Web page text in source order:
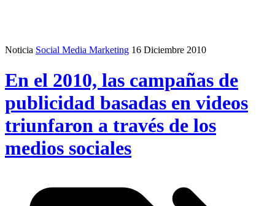
Noticia Social Media Marketing 16 Diciembre 2010
En el 2010, las campañas de
publicidad basadas en videos
triunfaron a través de los
medios sociales